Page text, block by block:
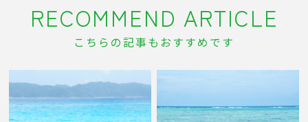
RECOMMEND ARTICLE
こちらの記事もおすすめです